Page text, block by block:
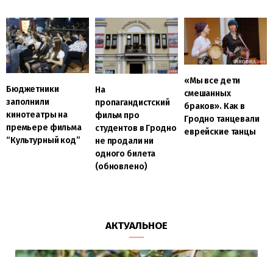
Бюджетники
заполнили
кинотеатры на
премьере фильма
“Культурный код”
На
пропагандистский
фильм про
студентов в Гродно
не продали ни
одного билета
(обновлено)
«Мы все дети
смешанных
браков». Как в
Гродно танцевали
еврейские танцы
АКТУАЛЬНОЕ